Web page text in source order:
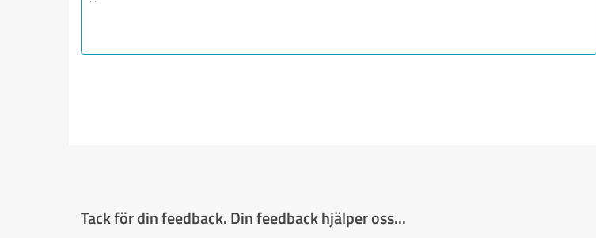
Tack för din feedback. Din feedback hjälper oss...